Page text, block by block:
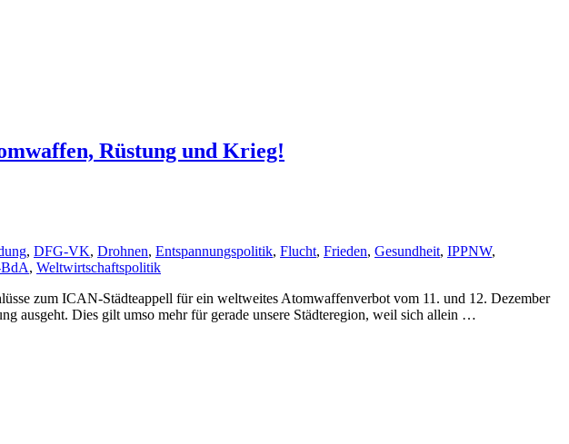
Rüstung und Krieg!
, DFG-VK, Drohnen, Entspannungspolitik, Flucht, Frieden, Gesundheit, IPPNW,
, Weltwirtschaftspolitik
zum ICAN-Städteappell für ein weltweites Atomwaffenverbot vom 11. und 12. Dezember
ausgeht. Dies gilt umso mehr für gerade unsere Städteregion, weil sich allein …